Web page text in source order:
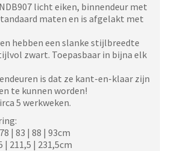
licht eiken, binnendeur met
maten en is afgelakt met
hebben een slanke stijlbreedte
zwart. Toepasbaar in bijna elk
is dat ze kant-en-klaar zijn
te kunnen worden!
5 werkweken.
| 83 | 88 | 93cm
211,5 | 231,5cm